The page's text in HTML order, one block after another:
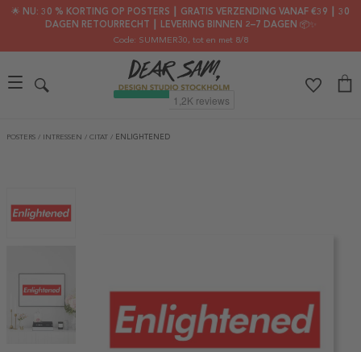
🌟 NU: 30 % KORTING OP POSTERS ┃ GRATIS VERZENDING VANAF €39 ┃ 30
DAGEN RETOURRECHT ┃ LEVERING BINNEN 2–7 DAGEN 📦✨
Code: SUMMER30, tot en met 8/8
POSTERS / INTRESSEN / CITAT / ENLIGHTENED